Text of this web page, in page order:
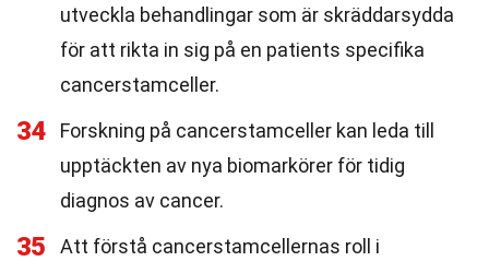
utveckla behandlingar som är skräddarsydda
för att rikta in sig på en patients specifika
cancerstamceller.
34
Forskning på cancerstamceller kan leda till
upptäckten av nya biomarkörer för tidig
diagnos av cancer.
35
Att förstå cancerstamcellernas roll i